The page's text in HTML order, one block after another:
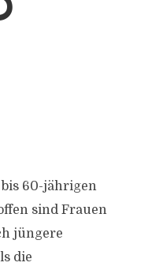
bis 60-jährigen
sind Frauen
jüngere
die